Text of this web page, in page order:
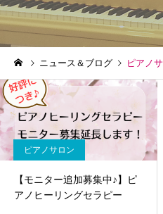
ニュース＆ブログ ピアノ
ピアノサロン
【モニター追加募集中♪】ピ
アノヒーリングセラピー